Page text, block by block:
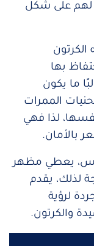
لهم على شكل
الكرتون
بها
ما يكون
الممرات
لذا فهي
بالأمان.
يعطي مظهر
لذلك، يقدم
لرؤية
والكرتون.